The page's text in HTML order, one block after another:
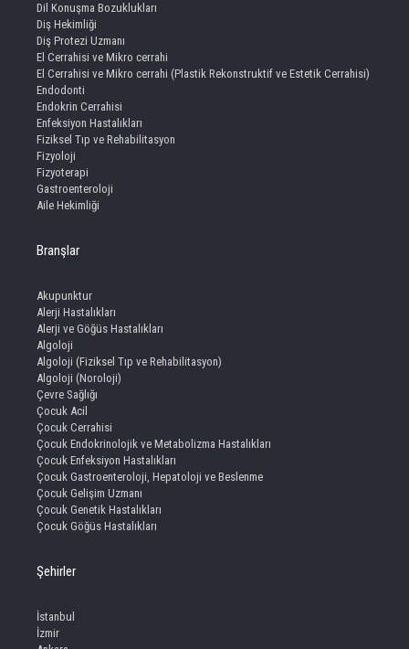
Dil Konuşma Bozuklukları
Diş Hekimliği
Diş Protezi Uzmanı
El Cerrahisi ve Mikro cerrahi
El Cerrahisi ve Mikro cerrahi (Plastik Rekonstruktif ve Estetik Cerrahisi)
Endodonti
Endokrin Cerrahisi
Enfeksiyon Hastalıkları
Fiziksel Tıp ve Rehabilitasyon
Fizyoloji
Fizyoterapi
Gastroenteroloji
Aile Hekimliği
Branşlar
Akupunktur
Alerji Hastalıkları
Alerji ve Göğüs Hastalıkları
Algoloji
Algoloji (Fiziksel Tıp ve Rehabilitasyon)
Algoloji (Noroloji)
Çevre Sağlığı
Çocuk Acil
Çocuk Cerrahisi
Çocuk Endokrinolojik ve Metabolizma Hastalıkları
Çocuk Enfeksiyon Hastalıkları
Çocuk Gastroenteroloji, Hepatoloji ve Beslenme
Çocuk Gelişim Uzmanı
Çocuk Genetik Hastalıkları
Çocuk Göğüs Hastalıkları
Şehirler
İstanbul
İzmir